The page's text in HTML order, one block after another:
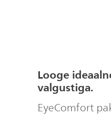
Looge
valgustiga.
EyeComfort